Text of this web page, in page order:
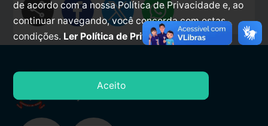
share
de acordo com a nossa Política de Privacidade e, ao
continuar navegando, você concorda com estas
condições. Ler Política de Privacidade.
Aceito